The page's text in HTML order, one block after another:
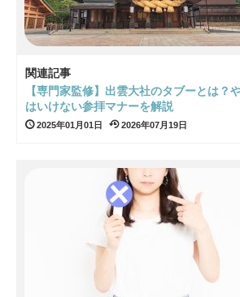
関連記事
【専門家監修】出雲大社のタブーとは？
はいけない参拝マナーを解説
2025年01月01日 2026年07月19日